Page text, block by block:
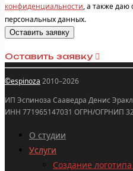
конфиденциальности, а также даю
персональных данных.
Оставить заявку
©espinoza 2010–2026
ИП Эспиноза Сааведра Денис
ИНН 771965147031 ОГРН/ОГРНИП
О студии
Услуги
Создание